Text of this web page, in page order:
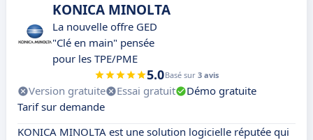
KONICA MINOLTA
La nouvelle offre GED
"Clé en main" pensée
pour les TPE/PME
5.0Basé sur 3 avis
Version gratuite Essai gratuit
Démo gratuite
Tarif sur demande
KONICA MINOLTA est une solution logicielle réputée qui